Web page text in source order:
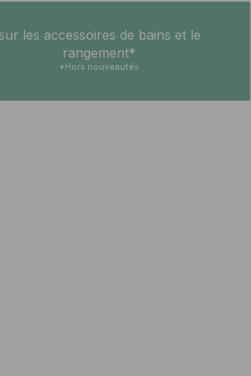
sur les accessoires de bains et le
rangement*
*Hors nouveautés